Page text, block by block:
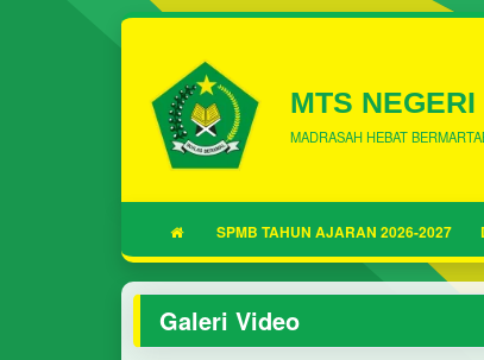
MTS
MADRASAH HEBAT
SPMB TAHUN AJARAN 2026-2027
Galeri Video